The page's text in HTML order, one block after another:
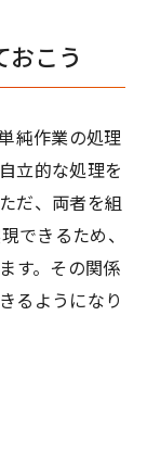
おこう
純作業の処理
立的な処理を
だ、両者を組
できるため、
す。その関係
るようになり